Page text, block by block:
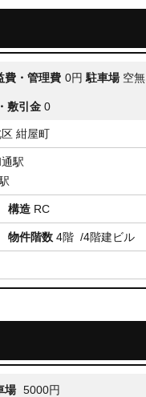
費・管理費 0円 駐車場 空無
敷引金 0
紺屋町
駅
構造 RC
物件階数 4階 /4階建ビル
場 5000円